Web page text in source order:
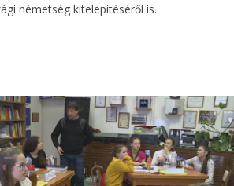
németség kitelepítéséről is.